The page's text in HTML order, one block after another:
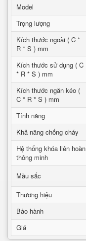
Model
Trọng lượng
Kích thước ngoài ( C *
R * S ) mm
Kích thước sử dụng ( C
* R * S ) mm
Kích thước ngăn kéo (
C * R * S ) mm
Tính năng
Khả năng chống cháy
Hệ thống khóa liên hoàn
thông minh
Mầu sắc
Thương hiệu
Bảo hành
Giá